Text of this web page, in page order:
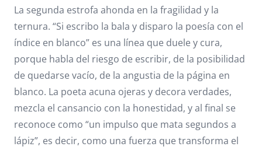
La segunda estrofa ahonda en la fragilidad y la
ternura. “Si escribo la bala y disparo la poesía con el
índice en blanco” es una línea que duele y cura,
porque habla del riesgo de escribir, de la posibilidad
de quedarse vacío, de la angustia de la página en
blanco. La poeta acuna ojeras y decora verdades,
mezcla el cansancio con la honestidad, y al final se
reconoce como “un impulso que mata segundos a
lápiz”, es decir, como una fuerza que transforma el